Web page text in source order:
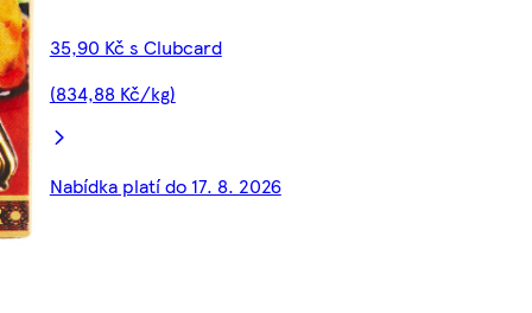
35,90 Kč s Clubcard
(834,88 Kč/kg)
Nabídka platí do 17. 8. 2026